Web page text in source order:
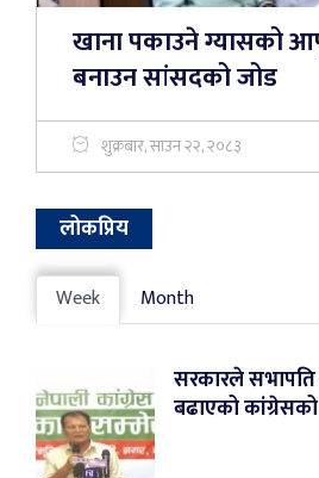
खाना पकाउने ग्यासको
बनाउन सांसदको जोड
शुक्रबार, साउन २२, २०८३
लोकप्रिय
Week Month
सरकारले सभापति
बढाएको